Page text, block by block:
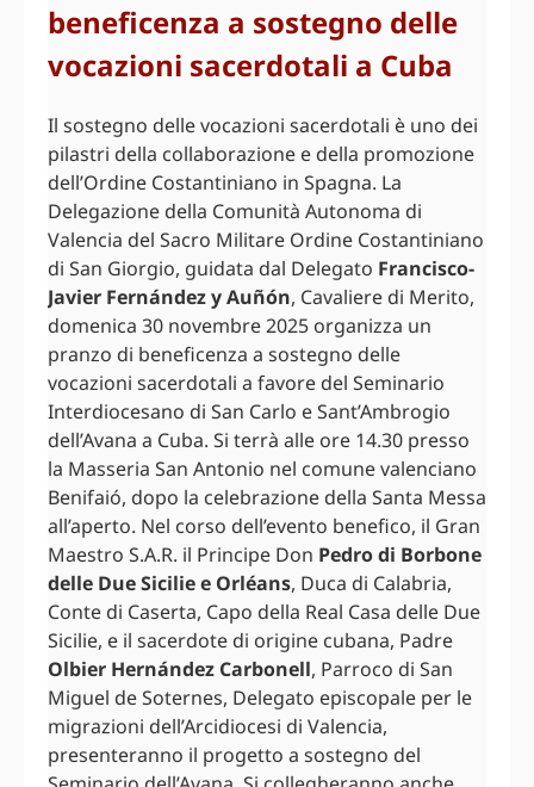
beneficenza a sostegno delle
vocazioni sacerdotali a Cuba
Il sostegno delle vocazioni sacerdotali è uno dei
pilastri della collaborazione e della promozione
dell’Ordine Costantiniano in Spagna. La
Delegazione della Comunità Autonoma di
Valencia del Sacro Militare Ordine Costantiniano
di San Giorgio, guidata dal Delegato Francisco-
Javier Fernández y Auñón, Cavaliere di Merito,
domenica 30 novembre 2025 organizza un
pranzo di beneficenza a sostegno delle
vocazioni sacerdotali a favore del Seminario
Interdiocesano di San Carlo e Sant’Ambrogio
dell’Avana a Cuba. Si terrà alle ore 14.30 presso
la Masseria San Antonio nel comune valenciano
Benifaió, dopo la celebrazione della Santa Messa
all’aperto. Nel corso dell’evento benefico, il Gran
Maestro S.A.R. il Principe Don Pedro di Borbone
delle Due Sicilie e Orléans, Duca di Calabria,
Conte di Caserta, Capo della Real Casa delle Due
Sicilie, e il sacerdote di origine cubana, Padre
Olbier Hernández Carbonell, Parroco di San
Miguel de Soternes, Delegato episcopale per le
migrazioni dell’Arcidiocesi di Valencia,
presenteranno il progetto a sostegno del